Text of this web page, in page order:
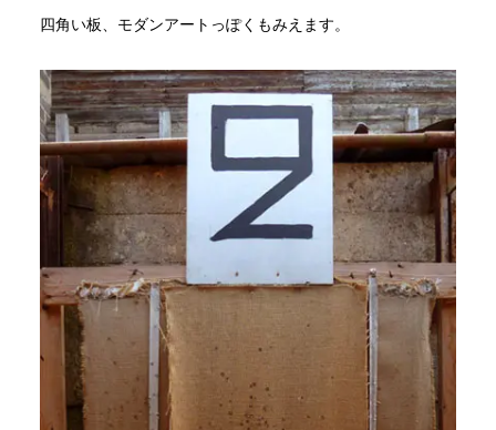
四角い板、モダンアートっぽくもみえます。